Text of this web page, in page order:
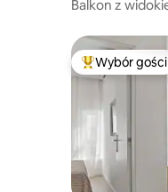
Balkon z
Wybór gości